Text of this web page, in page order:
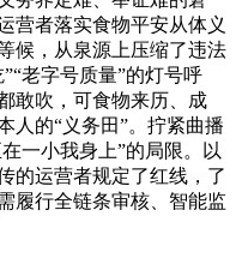
营者落实食物平安从体义
候，从泉源上压缩了违法
老字号质量”的灯号呼
敢吹，可食物来历、成
人的“义务田”。拧紧曲播
一小我身上”的局限。以
的运营者规定了红线，了
履行全链条审核、智能监